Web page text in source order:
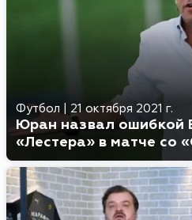
Футбол 21 октября 2021 г.
Юран назвал ошибкой
«Лестера» в матче со